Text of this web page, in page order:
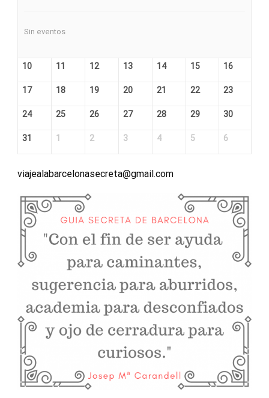
Sin eventos
10 11 12 13 14 15 16
17 18 19 20 21 22 23
24 25 26 27 28 29 30
31 1 2 3 4 5 6
viajealabarcelonasecreta@gmail.com